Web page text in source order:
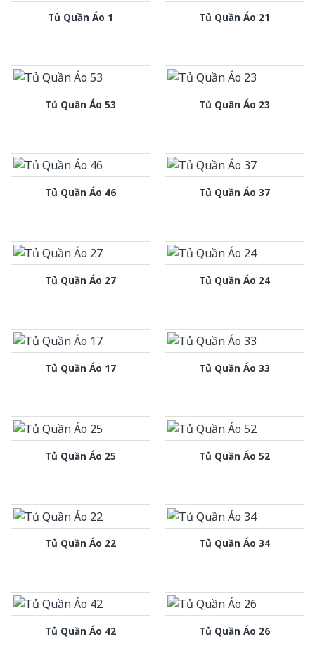
Tủ Quần Áo 1 Tủ Quần Áo 21
Tủ Quần Áo 53 Tủ Quần Áo 23
Tủ Quần Áo 46 Tủ Quần Áo 37
Tủ Quần Áo 27 Tủ Quần Áo 24
Tủ Quần Áo 17 Tủ Quần Áo 33
Tủ Quần Áo 25 Tủ Quần Áo 52
Tủ Quần Áo 22 Tủ Quần Áo 34
Tủ Quần Áo 42 Tủ Quần Áo 26